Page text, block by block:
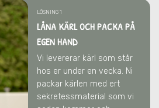
LÖSNING 1
LÅNA KÄRL OCH PACKA PÅ
EGEN HAND
Vi levererar kärl som står
hos er under en vecka. Ni
packar kärlen med ert
sekretessmaterial som vi